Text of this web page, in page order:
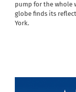
pump for the whole
globe finds its
York.